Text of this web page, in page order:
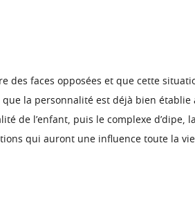
des faces opposées et que cette
la personnalité est déjà bien établie
de l’enfant, puis le complexe d’dipe,
qui auront une influence toute la